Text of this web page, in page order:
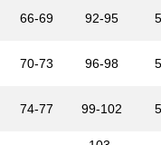
66-69 92-95
70-73 96-98
74-77 99-102